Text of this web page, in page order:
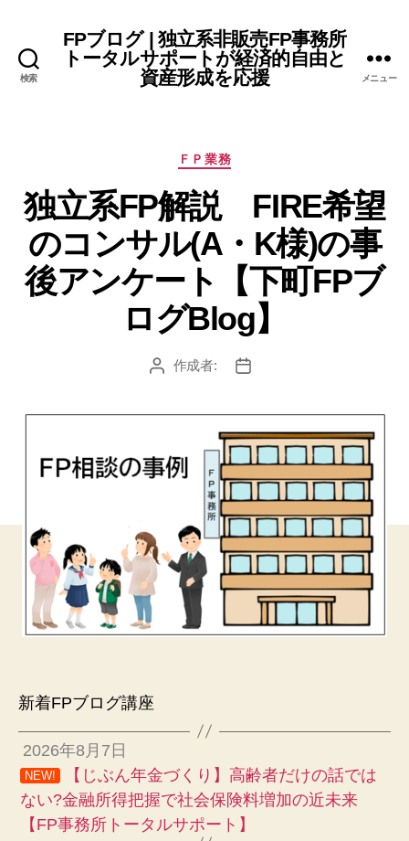
検索
FPブログ | 独立系非販売FP事務所
トータルサポートが経済的自由と
資産形成を応援
メニュー
カ
ゴ
リ
ー
ＦＰ業務
独立系FP解説 FIRE希望
のコンサル(A・K様)の事
後アンケート【下町FPブ
ログBlog】
投 作成者:
投
新着FPブログ講座
2026年8月7日
NEW!
【じぶん年金づくり】高齢者だけの話では
ない?金融所得把握で社会保険料増加の近未来
【FP事務所トータルサポート】